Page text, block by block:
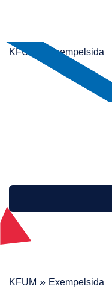
KFUM Exempelsida
KFUM » Exempelsida